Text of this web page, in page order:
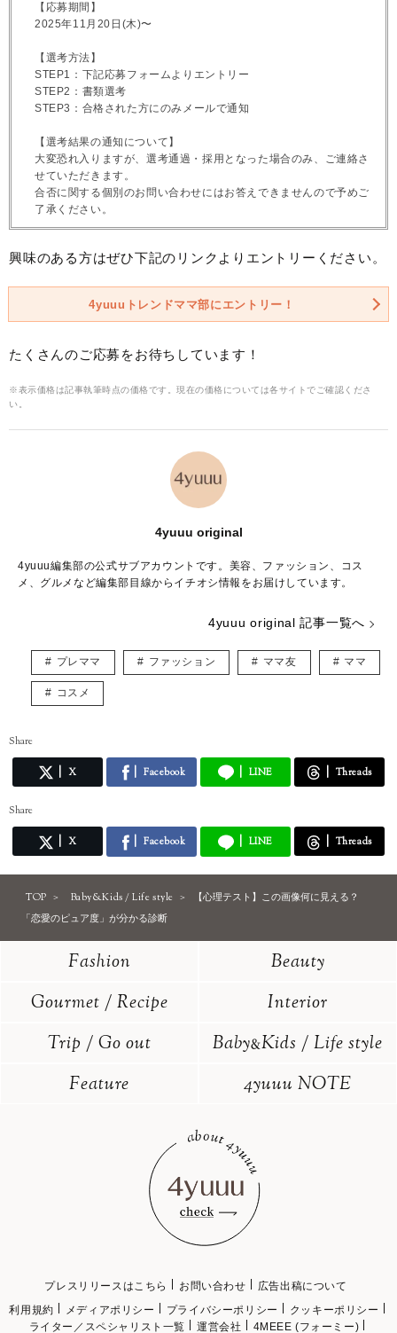
【応募期間】
2025年11月20日(木)〜
【選考方法】
STEP1：下記応募フォームよりエントリー
STEP2：書類選考
STEP3：合格された方にのみメールで通知
【選考結果の通知について】
大変恐れ入りますが、選考通過・採用となった場合のみ、ご連絡さ
せていただきます。
合否に関する個別のお問い合わせにはお答えできませんので予めご
了承ください。
興味のある方はぜひ下記のリンクよりエントリーください。
4yuuuトレンドママ部にエントリー！
たくさんのご応募をお待ちしています！
※表示価格は記事執筆時点の価格です。現在の価格については各サイトでご確認くださ
い。
4yuuu original
4yuuu編集部の公式サブアカウントです。美容、ファッション、コス
メ、グルメなど編集部目線からイチオシ情報をお届けしています。
4yuuu original 記事一覧へ
プレママ ファッション ママ友 ママ
コスメ
Share
X Facebook LINE Threads
Share
X Facebook LINE Threads
TOP Baby&Kids / Life style
【心理テスト】この画像何に見える？
「恋愛のピュア度」が分かる診断
Fashion
Beauty
Gourmet / Recipe
Interior
Trip / Go out
Baby&Kids / Life style
Feature
4yuuu NOTE
プレスリリースはこちら お問い合わせ
広告出稿について
利用規約
メディアポリシー プライバシーポリシー
クッキーポリシー
ライター／スペシャリスト一覧
運営会社 4MEEE (フォーミー)